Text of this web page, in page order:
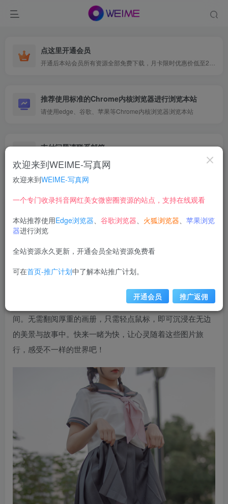
点这里开通会员
推荐使用标准的Chrome内核浏览器进行浏览本站
请使用edge、谷歌、苹果等Chrome内核浏览器浏览本站
支付问题请联系邮箱
遇到支付问题请联系网页底部邮箱或者微信支付留言
weime
【在线看】有料06，一场视觉盛宴等你来享！本期精选
90张高清美图，涵盖自然风光、城市街拍、人文纪实等多领
域，每一张都是精心挑选，力求呈现最真实、最动人的瞬
间。无需翻阅厚重的画册，只需轻点鼠标，即可沉浸在无边
的美景与故事中。快来一睹为快，让心灵随着这些图片旅
行，感受不一样的世界吧！
欢迎来到WEIME-写真网
欢迎来到WEIME-写真网
一个专门收录抖音网红美女微密圈资源的站点，支持在线观看
本站推荐使用Edge浏览器、 谷歌浏览器、 火狐浏览器、 苹果浏览
器进行浏览
全站资源永久更新，开通会员全站资源免费看
可在首页-推广计划中了解本站推广计划。
开通会员 推广返佣